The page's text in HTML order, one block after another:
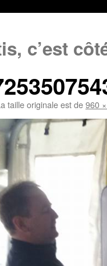
c’est
taille originale est de960